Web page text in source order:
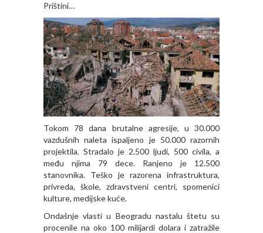
Prištini…
Tokom 78 dana brutalne agresije, u 30.000
vazdušnih naleta ispaljeno je 50.000 razornih
projektila. Stradalo je 2.500 ljudi, 500 civila, a
među njima 79 dece. Ranjeno je 12.500
stanovnika. Teško je razorena infrastruktura,
privreda, škole, zdravstveni centri, spomenici
kulture, medijske kuće.
Ondašnje vlasti u Beogradu nastalu štetu su
procenile na oko 100 milijardi dolara i zatražile